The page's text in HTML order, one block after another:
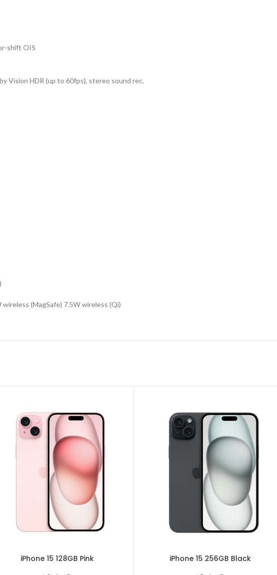
shift OIS
Vision HDR (up to 60fps), stereo sound rec.
(MagSafe) 7.5W wireless (Qi)
iPhone 15 128GB Pink iPhone 15 256GB Black